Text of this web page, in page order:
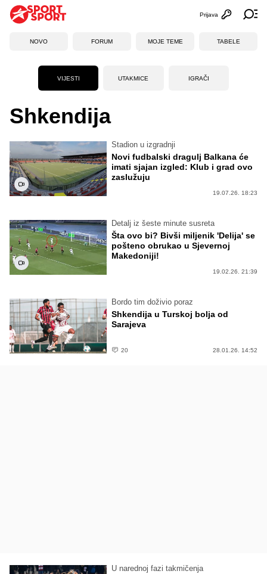
Otvori
Prijava
NOVO FORUM MOJE TEME TABELE
VIJESTI UTAKMICE IGRAČI
Shkendija
Stadion u izgradnji
Novi fudbalski dragulj Balkana će
imati sjajan izgled: Klub i grad ovo
zaslužuju
19.07.26. 18:23
Detalj iz šeste minute susreta
Šta ovo bi? Bivši miljenik 'Delija' se
pošteno obrukao u Sjevernoj
Makedoniji!
19.02.26. 21:39
Bordo tim doživio poraz
Shkendija u Turskoj bolja od
Sarajeva
20 28.01.26. 14:52
U narednoj fazi takmičenja